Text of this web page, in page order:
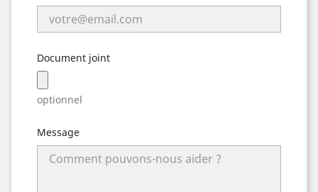
Document joint
optionnel
Message